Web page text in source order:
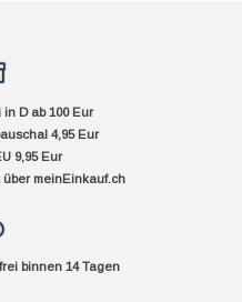
D ab 100 Eur
4,95 Eur
9,95 Eur
über meinEinkauf.ch
binnen 14 Tagen